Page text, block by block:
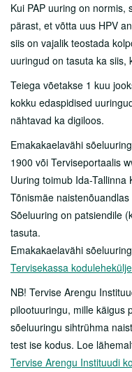
Silmakliinik
Õendusabikliinik
Patsiendi
Tasulised
Sõeluuringud
Tervisepaketid
Ukraina
Abiks lahkunu
Partnerile
Karjäär
Haiglast
Kontakt
Kui PAP uuring on normis,
pärast, et võtta uus HPV
siis on vajalik teostada
uuringud on tasuta ka siis,
Teiega võetakse 1 kuu
kokku edaspidised
nähtavad ka digiloos.
Emakakaelavähi
1900 või Terviseportaalis
Uuring toimub Ida-Tallinna
Tõnismäe
Sõeluuring on patsiendile
tasuta.
Emakakaelavähi
Tervisekassa
NB! Tervise Arengu
pilootuuringu, mille käigus
sõeluuringu sihtrühma
test ise kodus. Loe
Tervise Arengu Instituudi